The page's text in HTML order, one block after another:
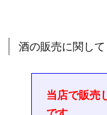
酒の販売に関して
当店で販売